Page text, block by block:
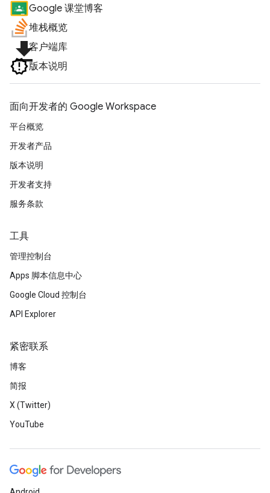
Google 课堂博客
堆栈概览
file_download客户端库
版本说明
面向开发者的 Google Workspace
平台概览
开发者产品
版本说明
开发者支持
服务条款
工具
管理控制台
Apps 脚本信息中心
Google Cloud 控制台
API Explorer
紧密联系
博客
简报
X (Twitter)
YouTube